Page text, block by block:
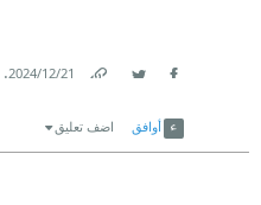
21‏/12‏/2024
.
أوافق اضف تعليق